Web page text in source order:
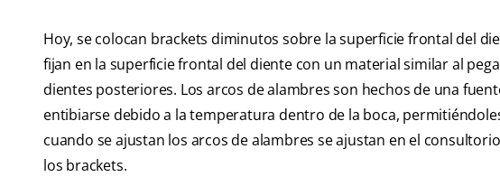
Hoy, se colocan brackets diminutos sobre la superficie frontal del
fijan en la superficie frontal del diente con un material similar al
dientes posteriores. Los arcos de alambres son hechos de una
entibiarse debido a la temperatura dentro de la boca,
cuando se ajustan los arcos de alambres se ajustan en el
los brackets.